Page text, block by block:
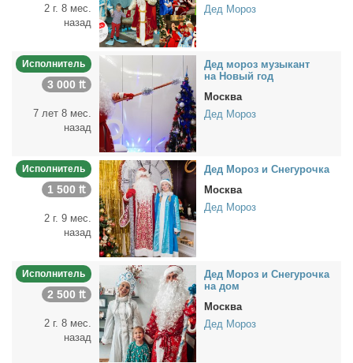
2 г. 8 мес.
назад
Дед Мороз
Исполнитель
3 000 ₶
7 лет 8 мес.
назад
Дед мо­роз му­зы­кант
на Но­вый год
Москва
Дед Мороз
Исполнитель
1 500 ₶
2 г. 9 мес.
назад
Дед Мо­роз и Сне­гу­роч­ка
Москва
Дед Мороз
Исполнитель
2 500 ₶
2 г. 8 мес.
назад
Дед Мо­роз и Сне­гу­роч­ка
на дом
Москва
Дед Мороз